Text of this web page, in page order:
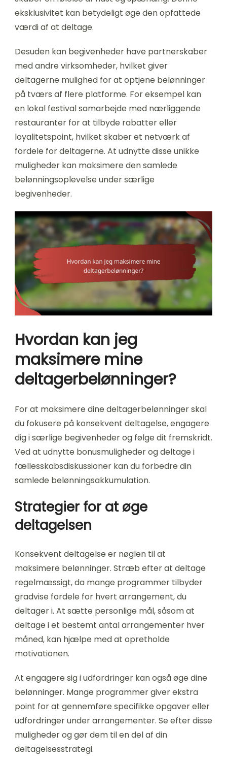
eksklusivitet kan betydeligt øge den opfattede
værdi af at deltage.
Desuden kan begivenheder have partnerskaber
med andre virksomheder, hvilket giver
deltagerne mulighed for at optjene belønninger
på tværs af flere platforme. For eksempel kan
en lokal festival samarbejde med nærliggende
restauranter for at tilbyde rabatter eller
loyalitetspoint, hvilket skaber et netværk af
fordele for deltagerne. At udnytte disse unikke
muligheder kan maksimere den samlede
belønningsoplevelse under særlige
begivenheder.
Hvordan kan jeg
maksimere mine
deltagerbelønninger?
For at maksimere dine deltagerbelønninger skal
du fokusere på konsekvent deltagelse, engagere
dig i særlige begivenheder og følge dit fremskridt.
Ved at udnytte bonusmuligheder og deltage i
fællesskabsdiskussioner kan du forbedre din
samlede belønningsakkumulation.
Strategier for at øge
deltagelsen
Konsekvent deltagelse er nøglen til at
maksimere belønninger. Stræb efter at deltage
regelmæssigt, da mange programmer tilbyder
gradvise fordele for hvert arrangement, du
deltager i. At sætte personlige mål, såsom at
deltage i et bestemt antal arrangementer hver
måned, kan hjælpe med at opretholde
motivationen.
At engagere sig i udfordringer kan også øge dine
belønninger. Mange programmer giver ekstra
point for at gennemføre specifikke opgaver eller
udfordringer under arrangementer. Se efter disse
muligheder og gør dem til en del af din
deltagelsesstrategi.